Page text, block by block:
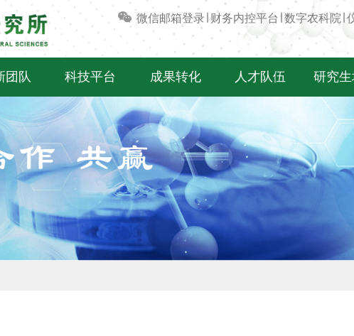
微信邮箱登录 ∣财务内控平台 ∣ 数字农科院 ∣
团队 科技平台 成果转化 人才队伍 研究